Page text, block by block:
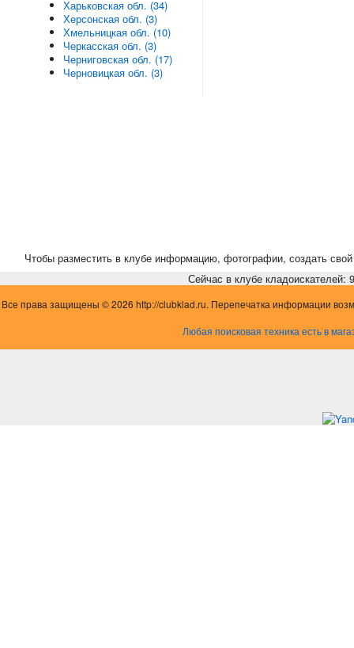
Харьковская обл. (34)
Херсонская обл. (3)
Хмельницкая обл. (10)
Черкасская обл. (3)
Черниговская обл. (17)
Черновицкая обл. (3)
Чтобы разместить в клубе информацию, фотографии, создать свой
Сейчас в клубе кладоискателей:
Все права защищены © 2026 http://clubklad.ru. Перепечатка информации
Любая поисковая техника есть в